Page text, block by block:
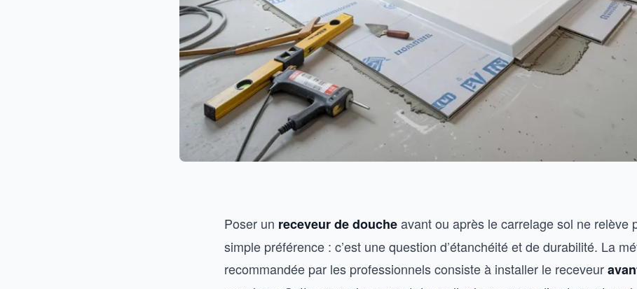
Poser un receveur de doucheavant ou après le carrelage sol ne relève
simple préférence : c’est une question d’étanchéité et de durabilité. La
recommandée par les professionnels consiste à installer le receveur